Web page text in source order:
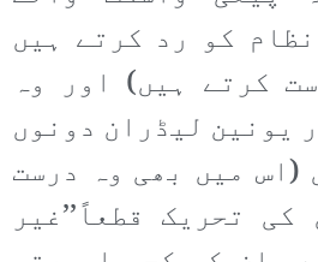
کو رد کرتے ہیں
کرتے ہیں) اور وہ
یونین لیڈران دونوں
(اس میں بھی وہ درست
تحریک قطعاً’’غیر